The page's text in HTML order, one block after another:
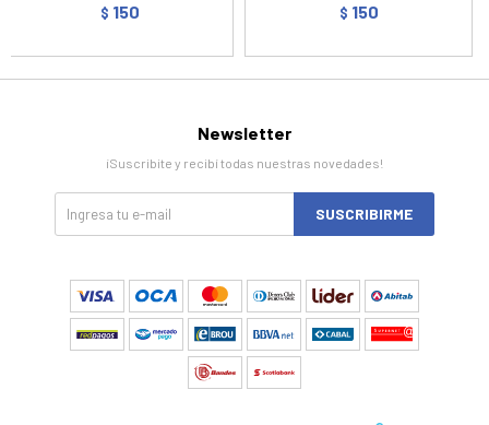
$ 150 $ 150
Newsletter
¡Suscribite y recibí todas nuestras novedades!
SUSCRIBIRME